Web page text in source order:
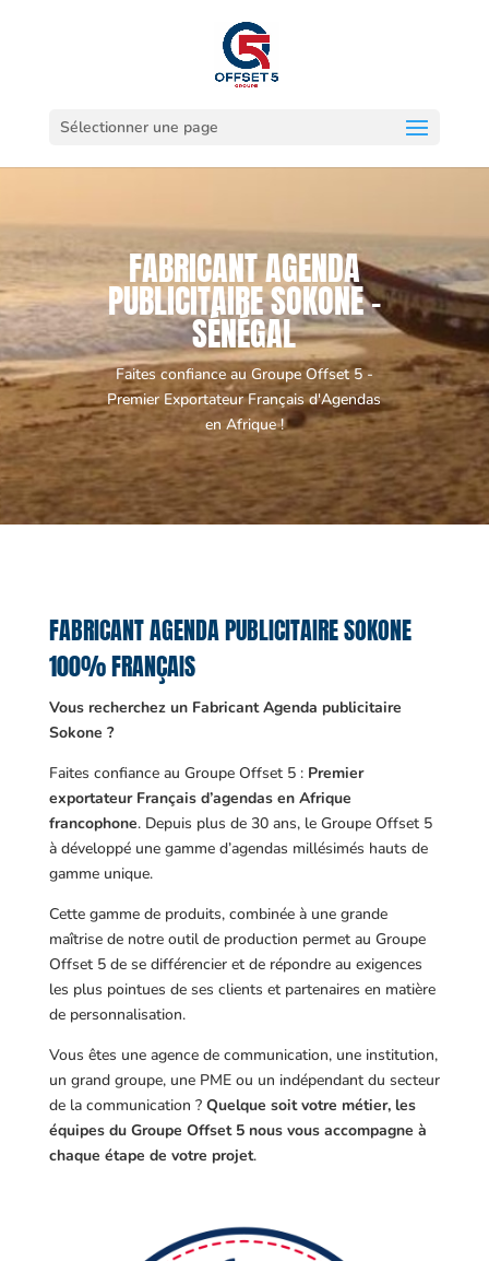
Sélectionner une page
FABRICANT AGENDA
PUBLICITAIRE SOKONE -
SÉNÉGAL
Faites confiance au Groupe Offset 5 -
Premier Exportateur Français d'Agendas
en Afrique !
FABRICANT AGENDA PUBLICITAIRE SOKONE
100% FRANÇAIS
Vous recherchez un Fabricant Agenda publicitaire
Sokone ?
Faites confiance au Groupe Offset 5 : Premier
exportateur Français d’agendas en Afrique
francophone. Depuis plus de 30 ans, le Groupe Offset 5
à développé une gamme d’agendas millésimés hauts de
gamme unique.
Cette gamme de produits, combinée à une grande
maîtrise de notre outil de production permet au Groupe
Offset 5 de se différencier et de répondre au exigences
les plus pointues de ses clients et partenaires en matière
de personnalisation.
Vous êtes une agence de communication, une institution,
un grand groupe, une PME ou un indépendant du secteur
de la communication ? Quelque soit votre métier, les
équipes du Groupe Offset 5 nous vous accompagne à
chaque étape de votre projet.